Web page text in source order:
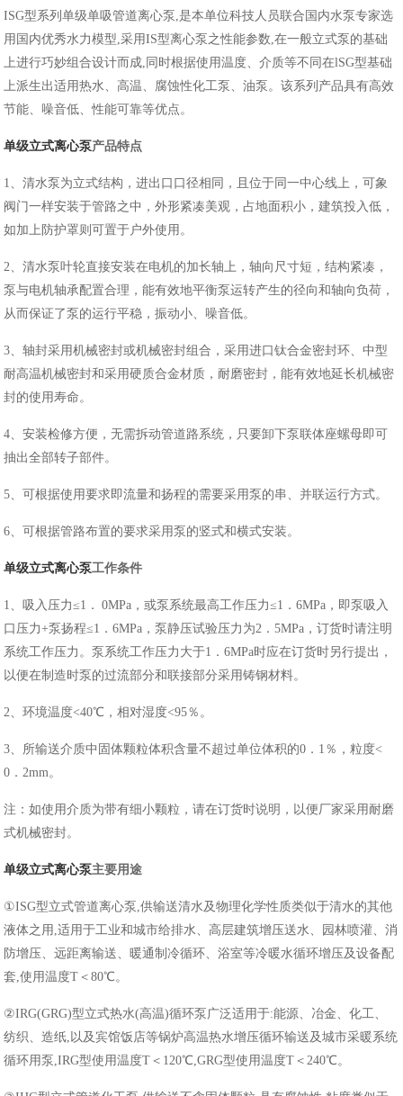
ISG型系列单级单吸管道离心泵,是本单位科技人员联合国内水泵专家选
用国内优秀水力模型,采用IS型离心泵之性能参数,在一般立式泵的基础
上进行巧妙组合设计而成,同时根据使用温度、介质等不同在lSG型基础
上派生出适用热水、高温、腐蚀性化工泵、油泵。该系列产品具有高效
节能、噪音低、性能可靠等优点。
单级立式离心泵产品特点
1、清水泵为立式结构，进出口口径相同，且位于同一中心线上，可象
阀门一样安装于管路之中，外形紧凑美观，占地面积小，建筑投入低，
如加上防护罩则可置于户外使用。
2、清水泵叶轮直接安装在电机的加长轴上，轴向尺寸短，结构紧凑，
泵与电机轴承配置合理，能有效地平衡泵运转产生的径向和轴向负荷，
从而保证了泵的运行平稳，振动小、噪音低。
3、轴封采用机械密封或机械密封组合，采用进口钛合金密封环、中型
耐高温机械密封和采用硬质合金材质，耐磨密封，能有效地延长机械密
封的使用寿命。
4、安装检修方便，无需拆动管道路系统，只要卸下泵联体座螺母即可
抽出全部转子部件。
5、可根据使用要求即流量和扬程的需要采用泵的串、并联运行方式。
6、可根据管路布置的要求采用泵的竖式和横式安装。
单级立式离心泵工作条件
1、吸入压力≤1． 0MPa，或泵系统最高工作压力≤1．6MPa，即泵吸入
口压力+泵扬程≤1．6MPa，泵静压试验压力为2．5MPa，订货时请注明
系统工作压力。泵系统工作压力大于1．6MPa时应在订货时另行提出，
以便在制造时泵的过流部分和联接部分采用铸钢材料。
2、环境温度<40℃，相对湿度<95％。
3、所输送介质中固体颗粒体积含量不超过单位体积的0．1％，粒度<
0．2mm。
注：如使用介质为带有细小颗粒，请在订货时说明，以便厂家采用耐磨
式机械密封。
单级立式离心泵主要用途
①ISG型立式管道离心泵,供输送清水及物理化学性质类似于清水的其他
液体之用,适用于工业和城市给排水、高层建筑增压送水、园林喷灌、消
防增压、远距离输送、暖通制冷循环、浴室等冷暖水循环增压及设备配
套,使用温度T＜80℃。
②IRG(GRG)型立式热水(高温)循环泵广泛适用于:能源、冶金、化工、
纺织、造纸,以及宾馆饭店等锅炉高温热水增压循环输送及城市采暖系统
循环用泵,IRG型使用温度T＜120℃,GRG型使用温度T＜240℃。